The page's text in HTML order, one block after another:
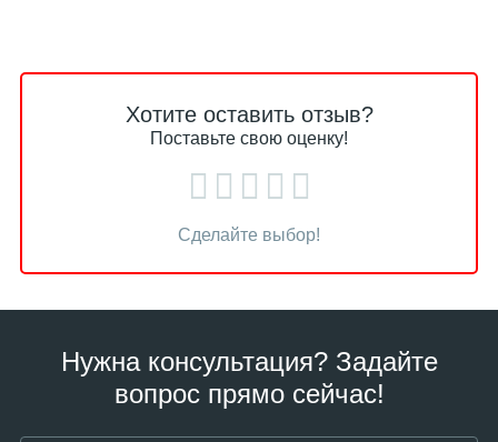
Хотите оставить отзыв?
Поставьте свою оценку!
Сделайте выбор!
Нужна консультация? Задайте
вопрос прямо сейчас!